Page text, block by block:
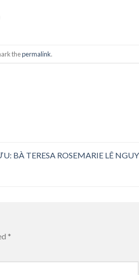
thepermalink.
BÀ TERESA ROSEMARIE LÊ
*